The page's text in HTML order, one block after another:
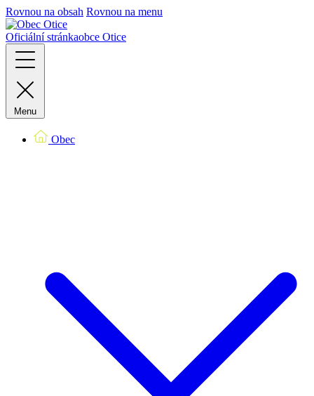
Rovnou na obsah Rovnou na menu
Oficiální stránkaobce Otice
Menu
Obec